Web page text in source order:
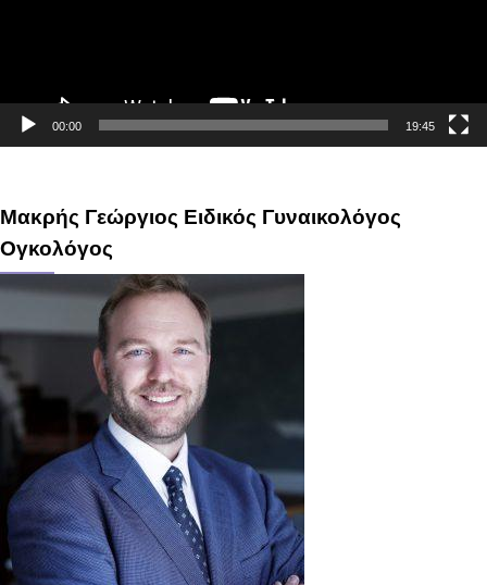
00:00 19:45
Μακρής Γεώργιος Ειδικός Γυναικολόγος
Ογκολόγος